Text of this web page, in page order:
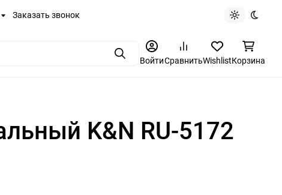
Заказать звонок
Light theme
Dark
ПоискВойтиСравнитьWishlistКорзина
K&N RU-5172